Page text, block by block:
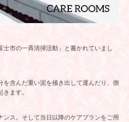
士市の一斉清掃活動」と書かれていまし
含んだ重い泥を掻き出して運んだり、側
ます。
ンス。そして当日以降のケアプランをご用